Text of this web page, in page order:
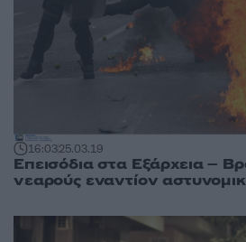
16:0325.03.19
Επεισόδια στα Εξάρχεια –
νεαρούς εναντίον